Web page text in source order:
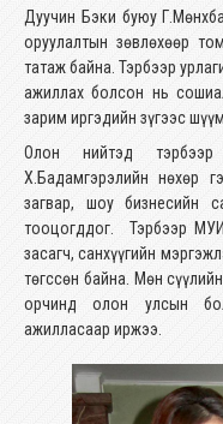
Дуучин Бэки буюу
оруулалтын зөвлөхөөр
татаж байна. Тэрбээр
ажиллах болсон нь
зарим иргэдийн зүгээс
Олон нийтэд тэрбээр
Х.Бадамгэрэлийн нөхөр
загвар, шоу бизнесийн
тооцогддог. Тэрбээр
засагч, санхүүгийн
төгссөн байна. Мөн
орчинд олон улсын
ажилласаар иржээ.